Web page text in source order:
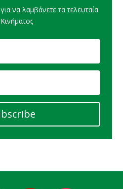
να λαμβάνετε τα τελευταία